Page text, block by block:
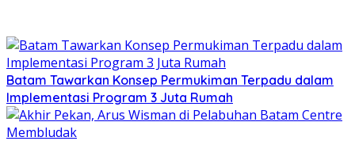
Batam Tawarkan Konsep Permukiman Terpadu dalam
Implementasi Program 3 Juta Rumah